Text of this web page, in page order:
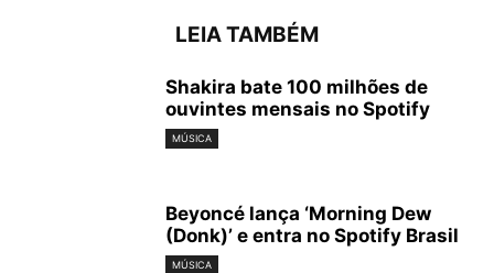
LEIA TAMBÉM
Shakira bate 100 milhões de
ouvintes mensais no Spotify
MÚSICA
Beyoncé lança ‘Morning Dew
(Donk)’ e entra no Spotify Brasil
MÚSICA